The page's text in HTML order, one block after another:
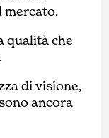
mercato.
qualità che
di visione,
ancora